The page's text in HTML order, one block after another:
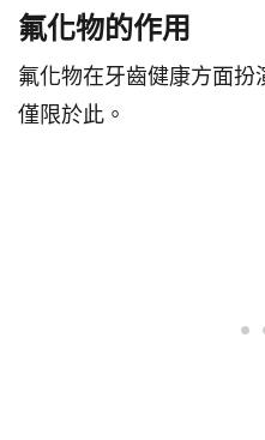
氟化物的作用
氟化物在牙齒健康方面
僅限於此。